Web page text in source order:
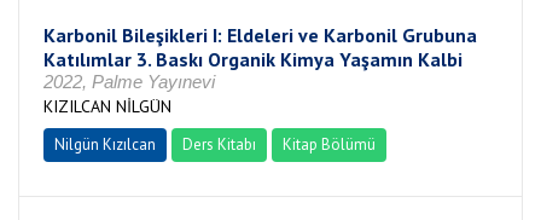
Karbonil Bileşikleri I: Eldeleri ve Karbonil Grubuna
Katılımlar 3. Baskı Organik Kimya Yaşamın Kalbi
2022, Palme Yayınevi
KIZILCAN NİLGÜN
Nilgün Kızılcan Ders Kitabı Kitap Bölümü